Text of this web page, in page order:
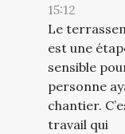
15:12
Le
est une
sensible
personne
chantier.
travail qui